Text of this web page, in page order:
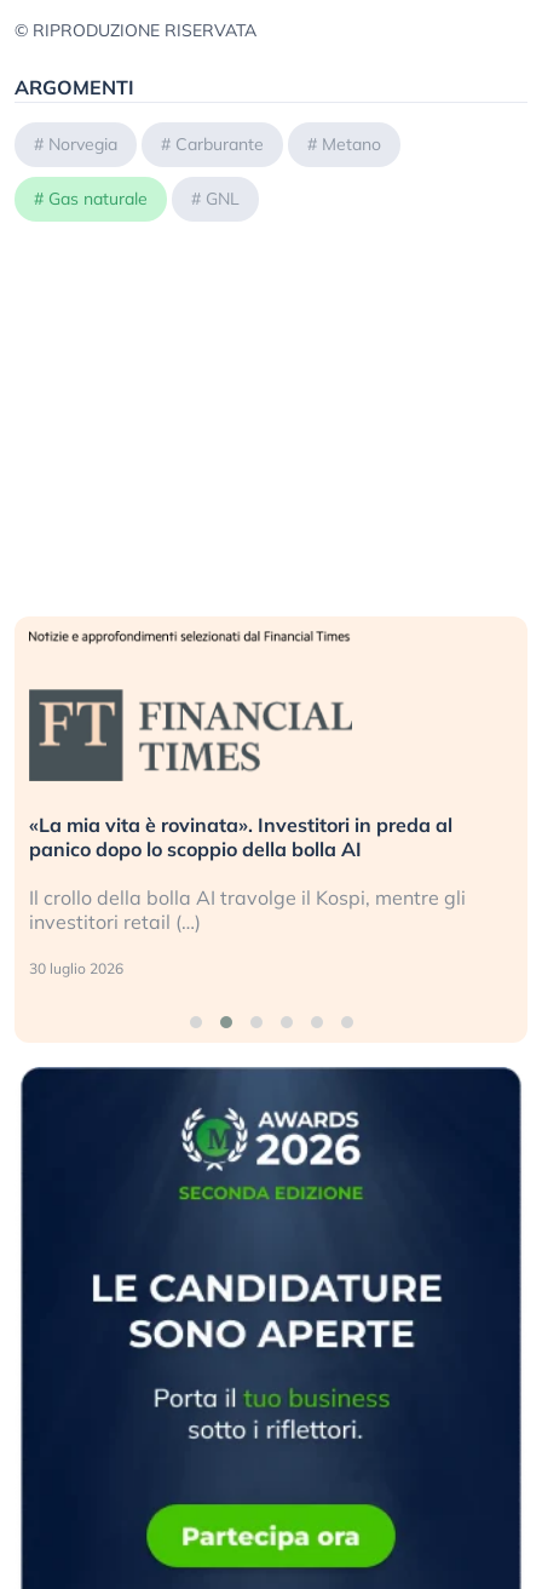
© RIPRODUZIONE RISERVATA
ARGOMENTI
# Norvegia # Carburante # Metano
# Gas naturale # GNL
«La mia vita è rovinata». Investitori in preda al
panico dopo lo scoppio della bolla AI
Il crollo della bolla AI travolge il Kospi, mentre gli
investitori retail (…)
30 luglio 2026